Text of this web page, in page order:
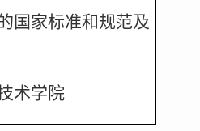
国家标准和规范及
术学院